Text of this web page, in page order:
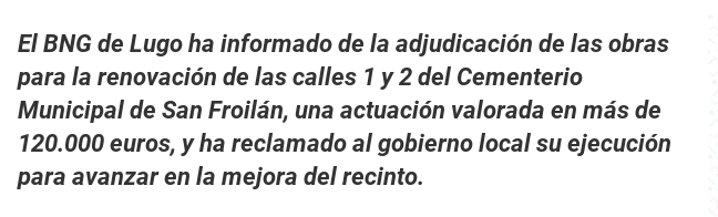
El BNG de Lugo ha informado de la adjudicación de las obras
para la renovación de las calles 1 y 2 del Cementerio
Municipal de San Froilán, una actuación valorada en más de
120.000 euros, y ha reclamado al gobierno local su ejecución
para avanzar en la mejora del recinto.